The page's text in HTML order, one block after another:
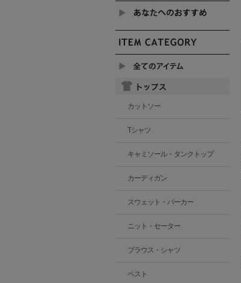
カットソー
Tシャツ
キャミソール・タンクトップ
カーディガン
スウェット・パーカー
ニット・セーター
ブラウス・シャツ
ベスト